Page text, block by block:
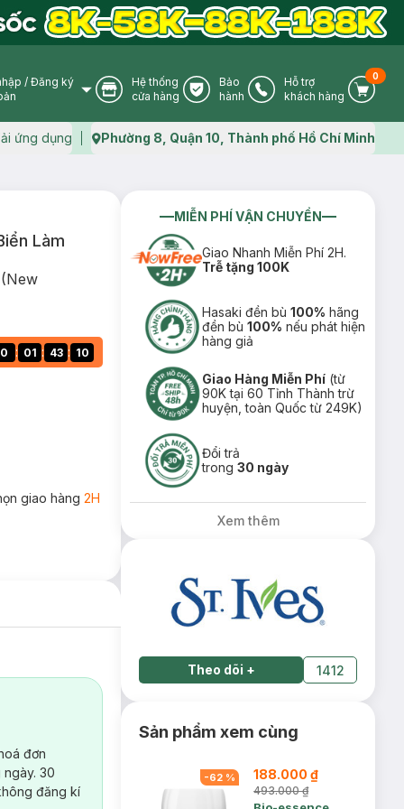
User Icon
/ Đăng ký
Store Icon
Hệ thống
cửa hàng
Warranty Icon
Bảo
hành
Phone Icon
Hỗ trợ
khách hàng
Cart
0
ứng dụng Map icon
Phường 8, Quận 10, Thành phố Hồ Chí Minh
Làm
0 : 01 : 43 : 09
giao hàng 2H
đơn
30
đăng kí
MIỄN PHÍ VẬN CHUYỂN
Giao Nhanh Miễn Phí 2H.
Trễ tặng 100K
Hasaki đền bù100% hãng
đền bù100% nếu phát hiện
hàng giả
Giao Hàng Miễn Phí (từ
90K tại 60 Tỉnh Thành trừ
huyện, toàn Quốc từ 249K)
Đổi trả
trong30 ngày
Xem thêm
Theo dõi + 1412
Sản phẩm xem cùng
-62 % 188.000 ₫
493.000 ₫